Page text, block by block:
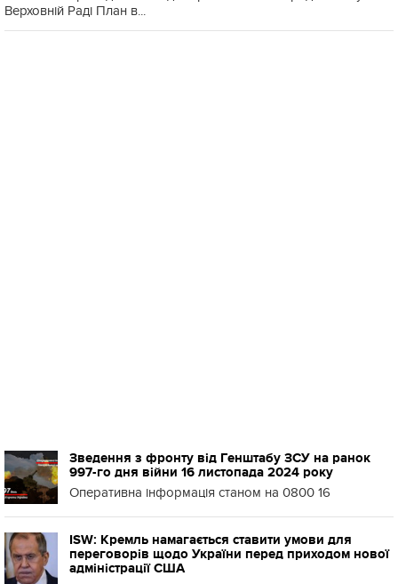
Верховній Раді План в...
Зведення з фронту від Генштабу ЗСУ на ранок
997-го дня війни 16 листопада 2024 року
Оперативна інформація станом на 0800 16
ISW: Кремль намагається ставити умови для
переговорів щодо України перед приходом нової
адміністрації США